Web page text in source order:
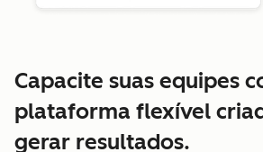
Capacite suas equipes
plataforma flexível
gerar resultados.